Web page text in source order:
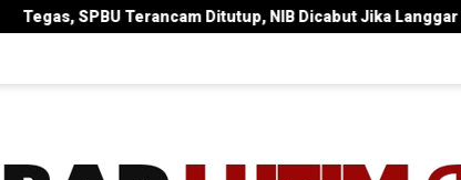
NIB Dicabut Jika Langgar Surat Edaran Bupati